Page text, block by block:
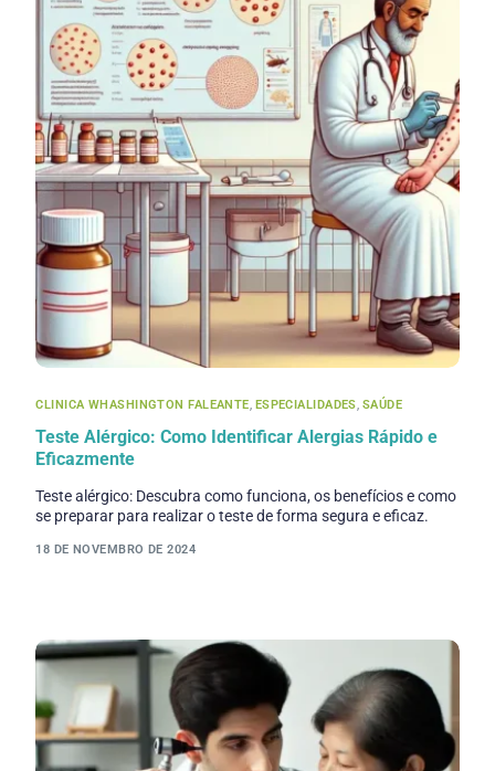
CLINICA WHASHINGTON FALEANTE, ESPECIALIDADES, SAÚDE
Teste Alérgico: Como Identificar Alergias Rápido e
Eficazmente
Teste alérgico: Descubra como funciona, os benefícios e como
se preparar para realizar o teste de forma segura e eficaz.
18 DE NOVEMBRO DE 2024